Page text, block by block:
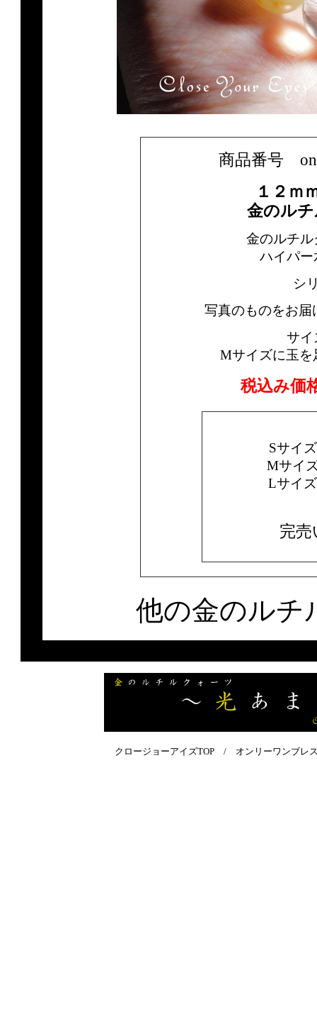
商品番号
１２ｍ
金のル
金のルチ
ハイパー
シ
写真のものをお
サイ
Mサイズに玉を
税込み価
Sサイ
Mサイ
Lサイ
完
他の金のルチ
クロージョーアイズTOP / オンリーワンブレ